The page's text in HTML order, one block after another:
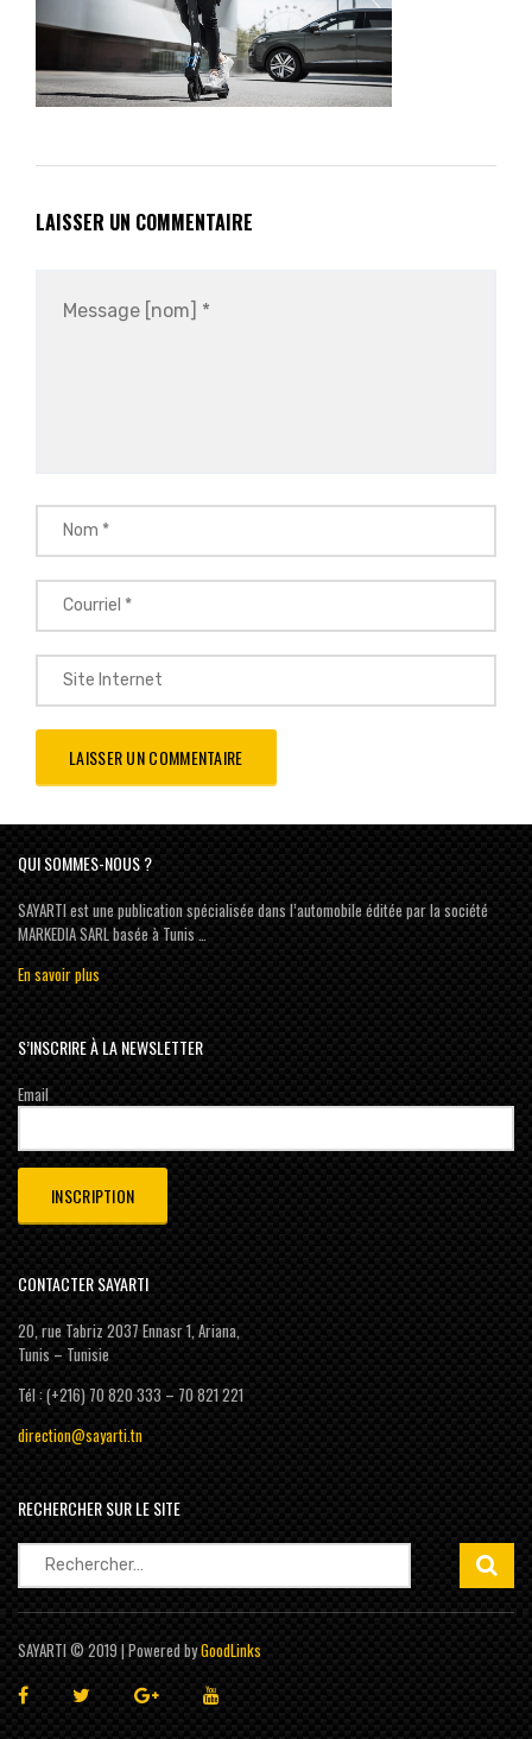
LAISSER UN COMMENTAIRE
QUI SOMMES-NOUS ?
SAYARTI est une publication spécialisée dans l’automobile éditée par la société
MARKEDIA SARL basée à Tunis …
En savoir plus
S’INSCRIRE À LA NEWSLETTER
Email
CONTACTER SAYARTI
20, rue Tabriz 2037 Ennasr 1, Ariana,
Tunis – Tunisie
Tél : (+216) 70 820 333 – 70 821 221
direction@sayarti.tn
RECHERCHER SUR LE SITE
Rechercher :
SAYARTI © 2019 | Powered byGoodLinks